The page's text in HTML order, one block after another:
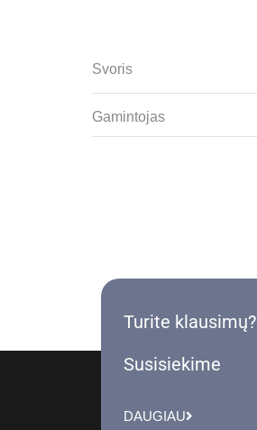
Svoris
Gamintojas
Turite klausimų?
Susisiekime
DAUGIAU